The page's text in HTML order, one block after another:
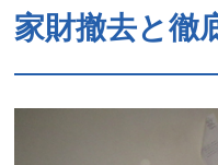
家財撤去と徹